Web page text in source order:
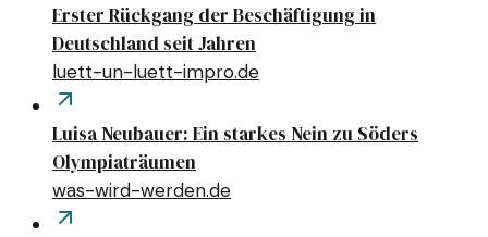
Erster Rückgang der Beschäftigung in
Deutschland seit Jahren
luett-un-luett-impro.de
Luisa Neubauer: Ein starkes Nein zu Söders
Olympiaträumen
was-wird-werden.de